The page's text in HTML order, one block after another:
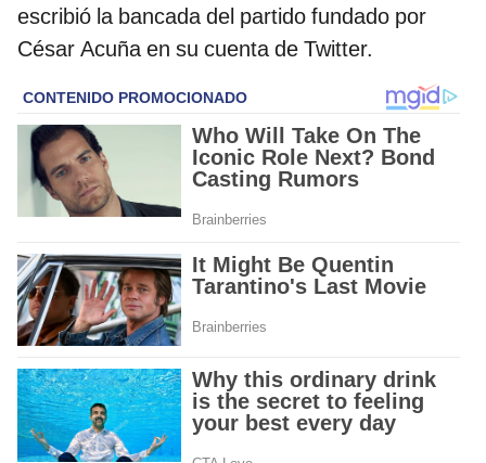
escribió la bancada del partido fundado por
César Acuña en su cuenta de Twitter.